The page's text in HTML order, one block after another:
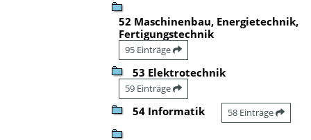
52 Maschinenbau, Energietechnik,
Fertigungstechnik
95 Einträge
53 Elektrotechnik
59 Einträge
54 Informatik 58 Einträge